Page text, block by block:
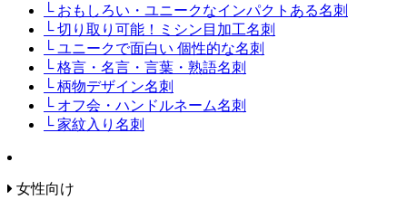
└ おもしろい・ユニークなインパクトある名刺
└ 切り取り可能！ミシン目加工名刺
└ ユニークで面白い 個性的な名刺
└ 格言・名言・言葉・熟語名刺
└ 柄物デザイン名刺
└ オフ会・ハンドルネーム名刺
└ 家紋入り名刺
女性向け